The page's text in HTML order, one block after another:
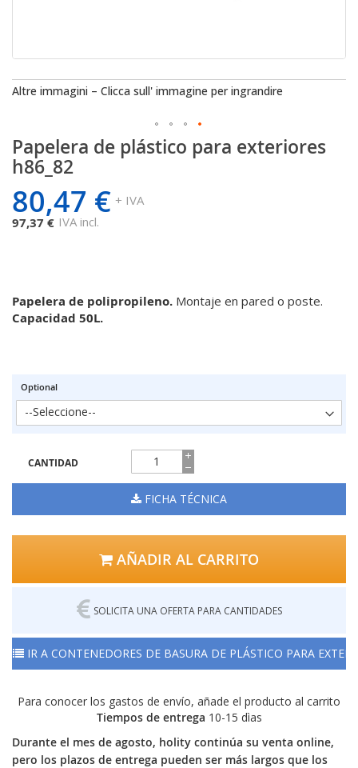
Papelera de plástico para exteriores
h86_82
80,47 € + IVA
97,37 € IVA incl.
Papelera de polipropileno. Montaje en pared o poste.
Capacidad 50L.
Optional
CANTIDAD
FICHA TÉCNICA
AÑADIR AL CARRITO
SOLICITA UNA OFERTA PARA CANTIDADES
IR A CONTENEDORES DE BASURA DE PLÁSTICO PARA
Para conocer los gastos de envío, añade el producto al carrito
Tiempos de entrega 10-15 dìas
Durante el mes de agosto, holity continúa su venta online,
pero los plazos de entrega pueden ser más largos que los
Altre immagini – Clicca sull' immagine per ingrandire
Saltar
al
comienzo
de
la
galería